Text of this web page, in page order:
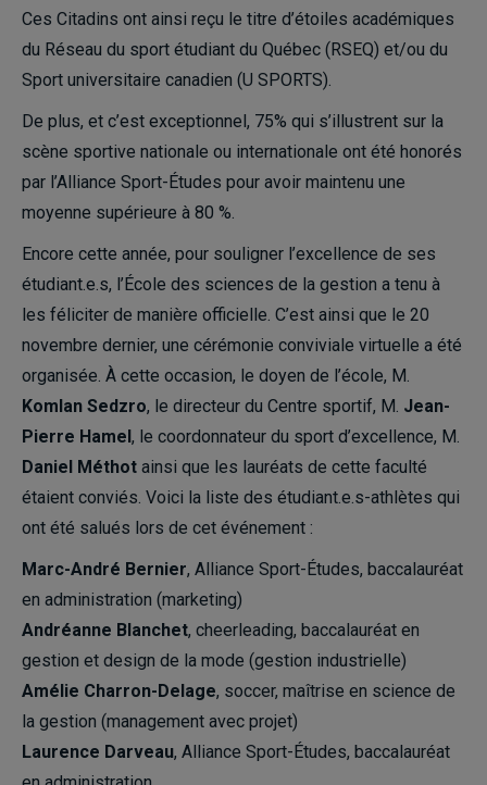
Ces Citadins ont ainsi reçu le titre d’étoiles académiques
du Réseau du sport étudiant du Québec (RSEQ) et/ou du
Sport universitaire canadien (U SPORTS).
De plus, et c’est exceptionnel, 75% qui s’illustrent sur la
scène sportive nationale ou internationale ont été honorés
par l’Alliance Sport-Études pour avoir maintenu une
moyenne supérieure à 80 %.
Encore cette année, pour souligner l’excellence de ses
étudiant.e.s, l’École des sciences de la gestion a tenu à
les féliciter de manière officielle. C’est ainsi que le 20
novembre dernier, une cérémonie conviviale virtuelle a été
organisée. À cette occasion, le doyen de l’école, M.
Komlan Sedzro, le directeur du Centre sportif, M. Jean-
Pierre Hamel, le coordonnateur du sport d’excellence, M.
Daniel Méthot ainsi que les lauréats de cette faculté
étaient conviés. Voici la liste des étudiant.e.s-athlètes qui
ont été salués lors de cet événement :
Marc-André Bernier, Alliance Sport-Études, baccalauréat
en administration (marketing)
Andréanne Blanchet, cheerleading, baccalauréat en
gestion et design de la mode (gestion industrielle)
Amélie Charron-Delage, soccer, maîtrise en science de
la gestion (management avec projet)
Laurence Darveau, Alliance Sport-Études, baccalauréat